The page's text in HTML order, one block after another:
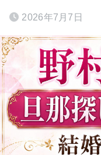
2026年7月7日